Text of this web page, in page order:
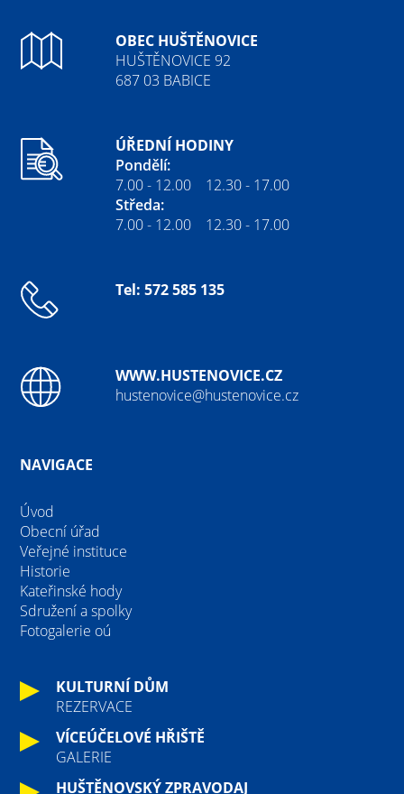
OBEC HUŠTĚNOVICE
HUŠTĚNOVICE 92
687 03 BABICE
ÚŘEDNÍ HODINY
Pondělí:
7.00 - 12.00 12.30 - 17.00
Středa:
7.00 - 12.00 12.30 - 17.00
Tel: 572 585 135
WWW.HUSTENOVICE.CZ
hustenovice@hustenovice.cz
NAVIGACE
Úvod
Obecní úřad
Veřejné instituce
Historie
Kateřinské hody
Sdružení a spolky
Fotogalerie oú
KULTURNÍ DŮM
REZERVACE
VÍCEÚČELOVÉ HŘIŠTĚ
GALERIE
HUŠTĚNOVSKÝ ZPRAVODAJ